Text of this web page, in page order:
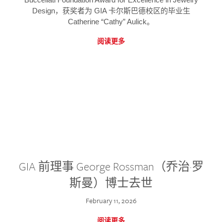
Design，获奖者为 GIA 卡尔斯巴德校区的毕业生
Catherine “Cathy” Aulick。
阅读更多
GIA 前理事 George Rossman（乔治·罗
斯曼）博士去世
February 11, 2026